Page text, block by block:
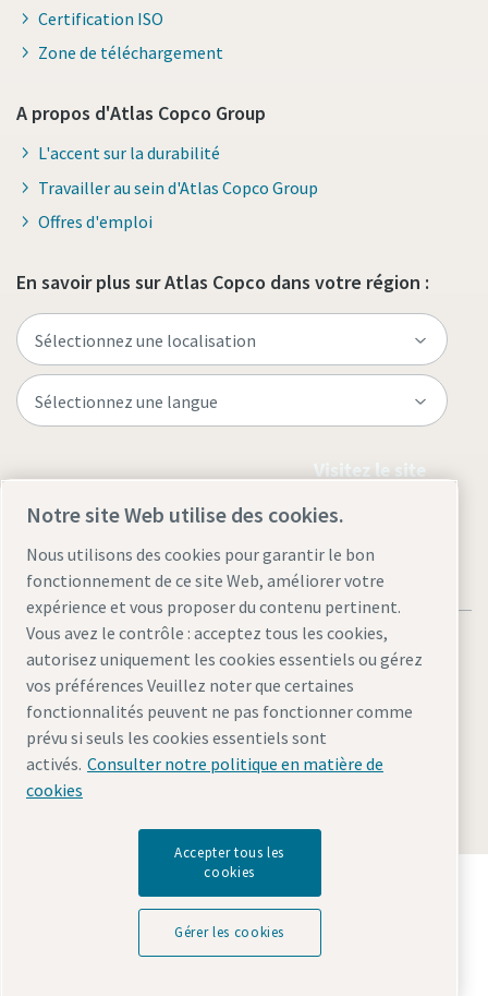
Certification ISO
Zone de téléchargement
A propos d'Atlas Copco Group
L'accent sur la durabilité
Travailler au sein d'Atlas Copco Group
Offres d'emploi
En savoir plus sur Atlas Copco dans votre région :
Visitez le site
Mentions légales et déclaration de confidentialité
Gérer les cookiesAccessibilitéPlan du site
© 2026 Atlas Copco AB
Découvrez comment le groupe Atlas Copco met en
œuvre une technologie qui transforme l'avenir.
Visitez le site Web Atlas Copco Group
Notre site Web utilise des cookies.
Nous utilisons des cookies pour garantir le bon
fonctionnement de ce site Web, améliorer votre
expérience et vous proposer du contenu pertinent.
Vous avez le contrôle : acceptez tous les cookies,
autorisez uniquement les cookies essentiels ou gérez
vos préférences Veuillez noter que certaines
fonctionnalités peuvent ne pas fonctionner comme
prévu si seuls les cookies essentiels sont
activés. Consulter notre politique en matière de
cookies
Accepter tous les
cookies
Gérer les cookies